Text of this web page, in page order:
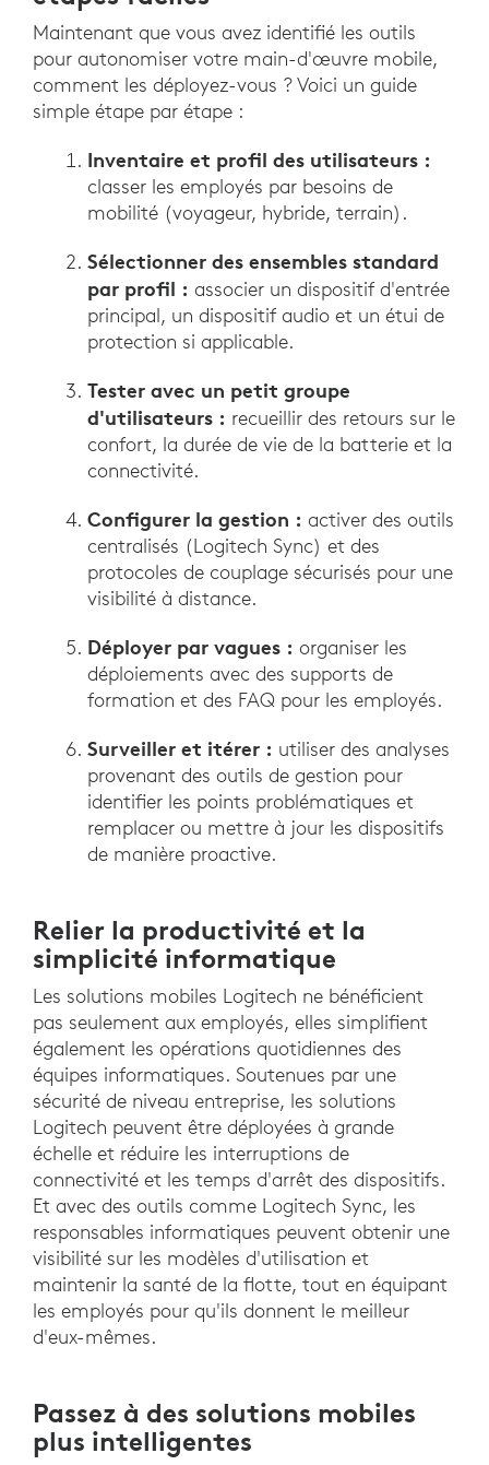
Maintenant que vous avez identifié les outils
pour autonomiser votre main-d'œuvre mobile,
comment les déployez-vous ? Voici un guide
simple étape par étape :
Inventaire et profil des utilisateurs :
classer les employés par besoins de
mobilité (voyageur, hybride, terrain).
Sélectionner des ensembles standard
par profil : associer un dispositif d'entrée
principal, un dispositif audio et un étui de
protection si applicable.
Tester avec un petit groupe
d'utilisateurs : recueillir des retours sur le
confort, la durée de vie de la batterie et la
connectivité.
Configurer la gestion : activer des outils
centralisés (Logitech Sync) et des
protocoles de couplage sécurisés pour une
visibilité à distance.
Déployer par vagues : organiser les
déploiements avec des supports de
formation et des FAQ pour les employés.
Surveiller et itérer : utiliser des analyses
provenant des outils de gestion pour
identifier les points problématiques et
remplacer ou mettre à jour les dispositifs
de manière proactive.
Relier la productivité et la
simplicité informatique
Les solutions mobiles Logitech ne bénéficient
pas seulement aux employés, elles simplifient
également les opérations quotidiennes des
équipes informatiques. Soutenues par une
sécurité de niveau entreprise, les solutions
Logitech peuvent être déployées à grande
échelle et réduire les interruptions de
connectivité et les temps d'arrêt des dispositifs.
Et avec des outils comme Logitech Sync, les
responsables informatiques peuvent obtenir une
visibilité sur les modèles d'utilisation et
maintenir la santé de la flotte, tout en équipant
les employés pour qu'ils donnent le meilleur
d'eux-mêmes.
Passez à des solutions mobiles
plus intelligentes